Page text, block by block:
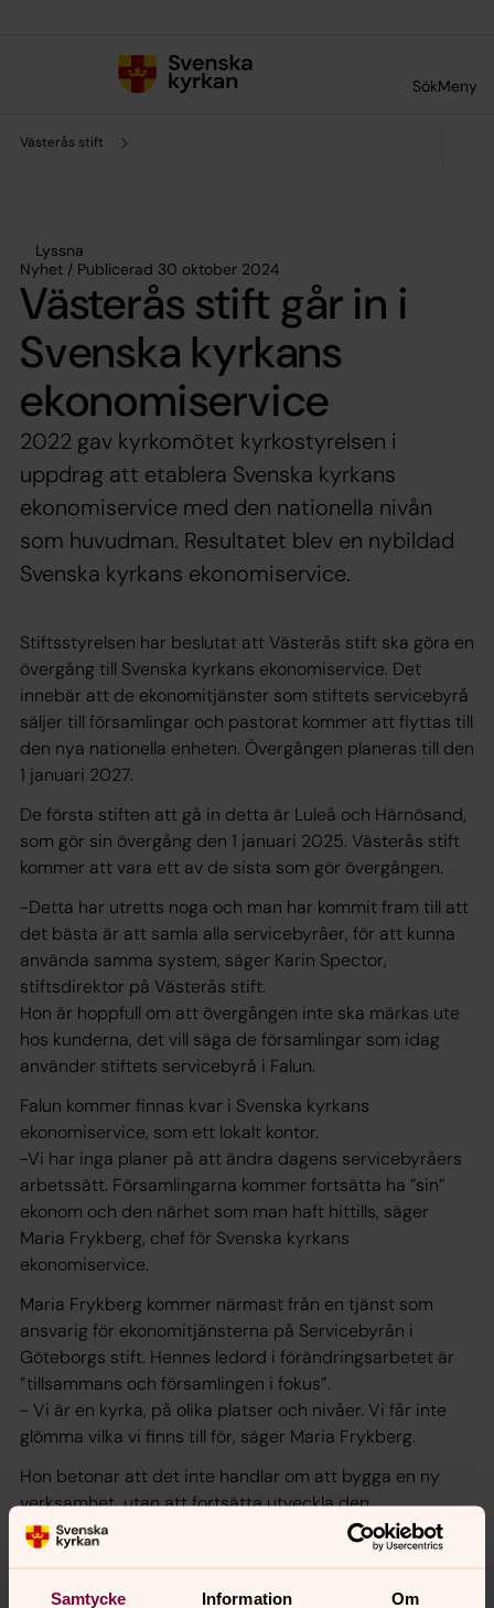
Samtycke Information Om
SökMeny
Västerås stift
Lyssna
Nyhet / Publicerad 30 oktober 2024
Västerås stift går in i
Svenska kyrkans
ekonomiservice
2022 gav kyrkomötet kyrkostyrelsen i
uppdrag att etablera Svenska kyrkans
ekonomiservice med den nationella nivån
som huvudman. Resultatet blev en nybildad
Svenska kyrkans ekonomiservice.
Stiftsstyrelsen har beslutat att Västerås stift ska göra en
övergång till Svenska kyrkans ekonomiservice. Det
innebär att de ekonomitjänster som stiftets servicebyrå
säljer till församlingar och pastorat kommer att flyttas till
den nya nationella enheten. Övergången planeras till den
1 januari 2027.
De första stiften att gå in detta är Luleå och Härnösand,
som gör sin övergång den 1 januari 2025. Västerås stift
kommer att vara ett av de sista som gör övergången.
-Detta har utretts noga och man har kommit fram till att
det bästa är att samla alla servicebyråer, för att kunna
använda samma system, säger Karin Spector,
stiftsdirektor på Västerås stift.
Hon är hoppfull om att övergången inte ska märkas ute
hos kunderna, det vill säga de församlingar som idag
använder stiftets servicebyrå i Falun.
Falun kommer finnas kvar i Svenska kyrkans
ekonomiservice, som ett lokalt kontor.
-Vi har inga planer på att ändra dagens servicebyråers
arbetssätt. Församlingarna kommer fortsätta ha ”sin”
ekonom och den närhet som man haft hittills, säger
Maria Frykberg, chef för Svenska kyrkans
ekonomiservice.
Maria Frykberg kommer närmast från en tjänst som
ansvarig för ekonomitjänsterna på Servicebyrån i
Göteborgs stift. Hennes ledord i förändringsarbetet är
”tillsammans och församlingen i fokus”.
- Vi är en kyrka, på olika platser och nivåer. Vi får inte
glömma vilka vi finns till för, säger Maria Frykberg.
Hon betonar att det inte handlar om att bygga en ny
verksamhet, utan att fortsätta utveckla den
välfungerande verksamhet som finns idag på stiftens
servicebyråer.
Varje församling/pastorat väljer själva om och när de vill